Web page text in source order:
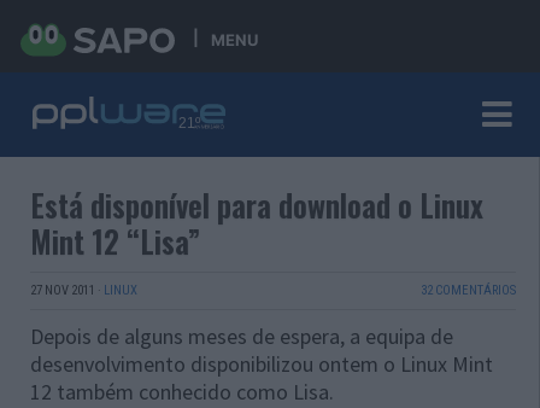
MENU
Está disponível para download o Linux
Mint 12 “Lisa”
27 NOV 2011 · LINUX 32 COMENTÁRIOS
Depois de alguns meses de espera, a equipa de
desenvolvimento disponibilizou ontem o Linux Mint
12 também conhecido como Lisa.